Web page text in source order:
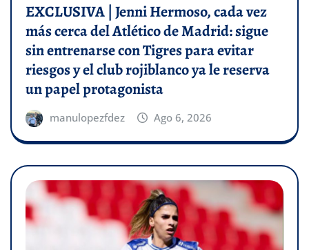
EXCLUSIVA | Jenni Hermoso, cada vez
más cerca del Atlético de Madrid: sigue
sin entrenarse con Tigres para evitar
riesgos y el club rojiblanco ya le reserva
un papel protagonista
manulopezfdez Ago 6, 2026